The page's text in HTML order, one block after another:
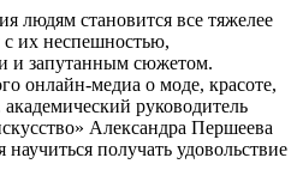
людям становится все тяжелее
с их неспешностью,
и запутанным сюжетом.
онлайн-медиа о моде, красоте,
руководитель
Александра Першеева
научиться получать удовольствие